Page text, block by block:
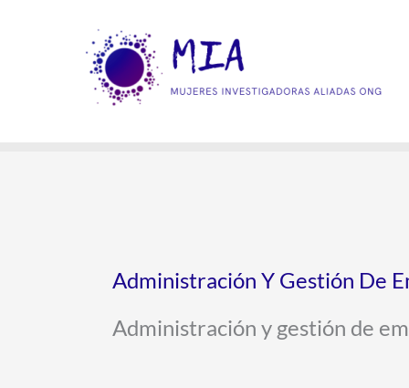
Administración Y Gestión De
Administración y gestión de